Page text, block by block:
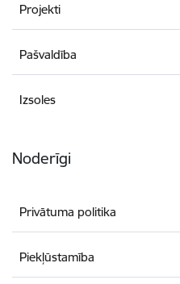
Projekti
Pašvaldība
Izsoles
Noderīgi
Privātuma politika
Piekļūstamība